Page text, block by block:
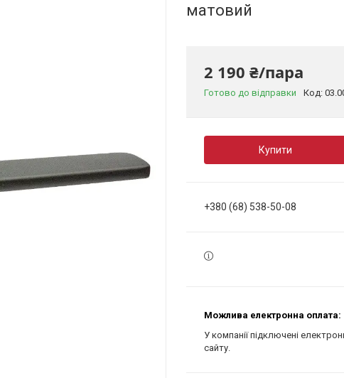
матовий
2 190 ₴/пара
Готово до відправки Код:
Купити
+380 (68) 538-50-08
У компанії підключені
сайту.